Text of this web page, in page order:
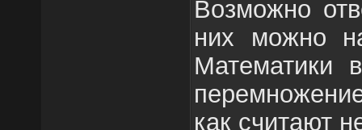
Возможно
них можно
Математики
как считают